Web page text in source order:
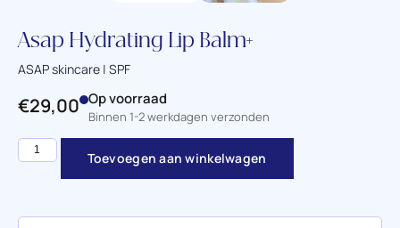
Asap Hydrating Lip Balm+
ASAP skincare | SPF
€29,00 Op voorraad
Binnen 1-2 werkdagen verzonden
Toevoegen aan winkelwagen